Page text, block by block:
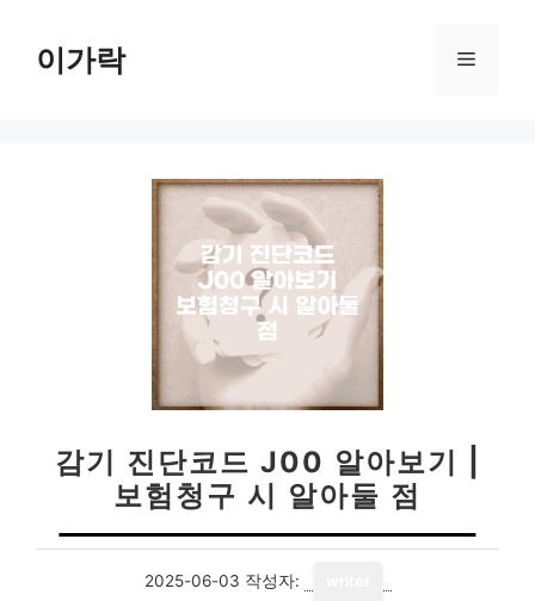
이가락 메
감기 진단코드 J00 알아보기 |
보험청구 시 알아둘 점
2025-06-03 작성자: